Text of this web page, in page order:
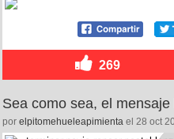
269
Sea como sea, el
por elpitomehueleapimienta el 28 oct